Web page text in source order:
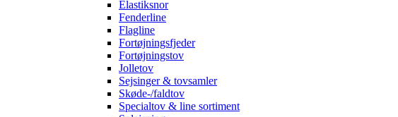
Elastiksnor
Fenderline
Flagline
Fortøjningsfjeder
Fortøjningstov
Jolletov
Sejsinger & tovsamler
Skøde-/faldtov
Specialtov & line sortiment